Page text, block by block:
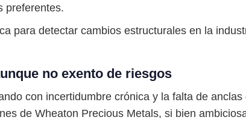
preferentes.
para detectar cambios estructurales en la
no exento de riesgos
con incertidumbre crónica y la falta de
de Wheaton Precious Metals, si bien